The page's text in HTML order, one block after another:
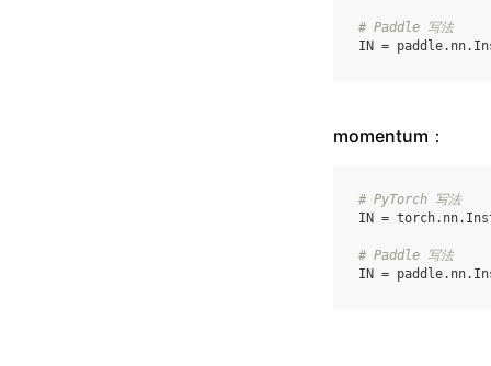
# Paddle 写法
IN = paddle. nn.
momentum：
# PyTorch 写法
IN = torch. nn.
# Paddle 写法
IN = paddle. nn.